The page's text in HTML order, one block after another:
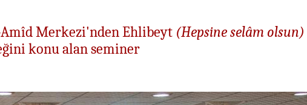
Amîd Merkezi'nden Ehlibeyt (Hepsine selâm olsun)
konu alan seminer